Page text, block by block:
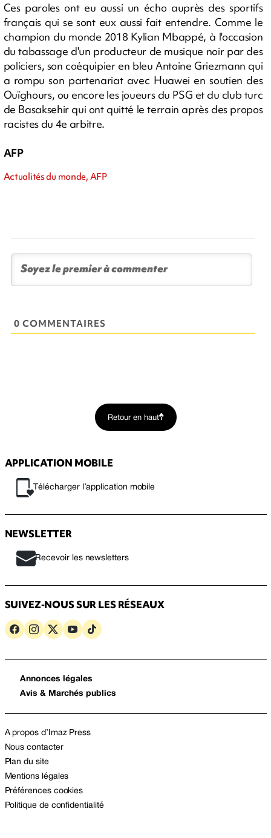
Ces paroles ont eu aussi un écho auprès des sportifs
français qui se sont eux aussi fait entendre. Comme le
champion du monde 2018 Kylian Mbappé, à l'occasion
du tabassage d'un producteur de musique noir par des
policiers, son coéquipier en bleu Antoine Griezmann qui
a rompu son partenariat avec Huawei en soutien des
Ouïghours, ou encore les joueurs du PSG et du club turc
de Basaksehir qui ont quitté le terrain après des propos
racistes du 4e arbitre.
AFP
Actualités du monde, AFP
0 COMMENTAIRES
Retour en haut
APPLICATION MOBILE
Télécharger l’application mobile
NEWSLETTER
Recevoir les newsletters
SUIVEZ-NOUS SUR LES RÉSEAUX
Annonces légales
Avis & Marchés publics
A propos d’Imaz Press
Nous contacter
Plan du site
Mentions légales
Préférences cookies
Politique de confidentialité